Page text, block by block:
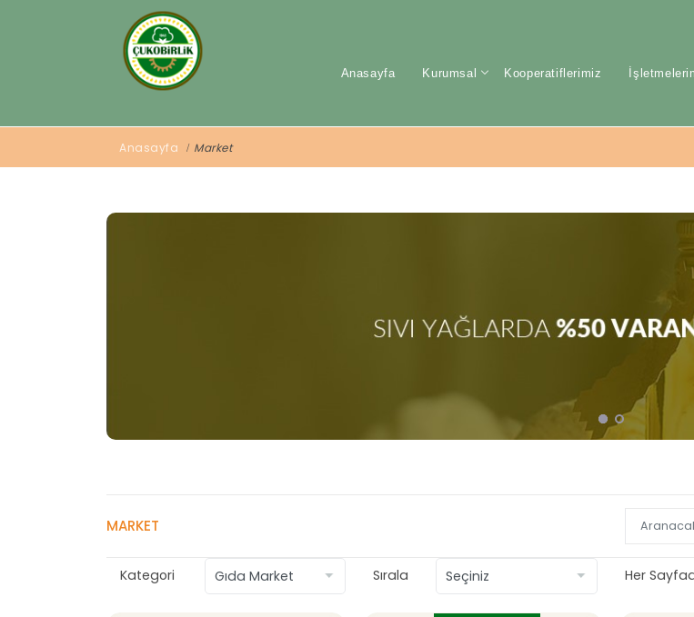
Anasayfa Kurumsal Kooperatiflerimiz
Anasayfa Market
MARKET
Kategori Sırala Her